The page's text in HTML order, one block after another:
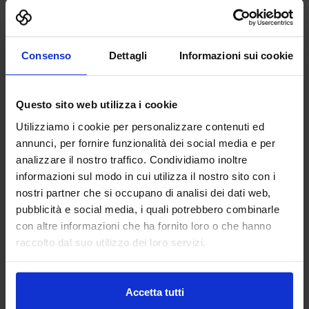
Consenso Dettagli Informazioni sui cookie
Questo sito web utilizza i cookie
Utilizziamo i cookie per personalizzare contenuti ed
annunci, per fornire funzionalità dei social media e per
analizzare il nostro traffico. Condividiamo inoltre
informazioni sul modo in cui utilizza il nostro sito con i
nostri partner che si occupano di analisi dei dati web,
pubblicità e social media, i quali potrebbero combinarle
con altre informazioni che ha fornito loro o che hanno
raccolto dal suo utilizzo dei loro servizi.
Accetta tutti
3DZ S.P.A.
ADDITIVE MANUFACTURING
nelle imprese e nella vendita dei più prestigiosi brand
mondiali di stampanti con tecnologia a filamento, polvere,
resina,...
Padiglione: Pad. 36Stand: D64
Aggiungi ai preferiti
Vai alla scheda
4LEAN LDA